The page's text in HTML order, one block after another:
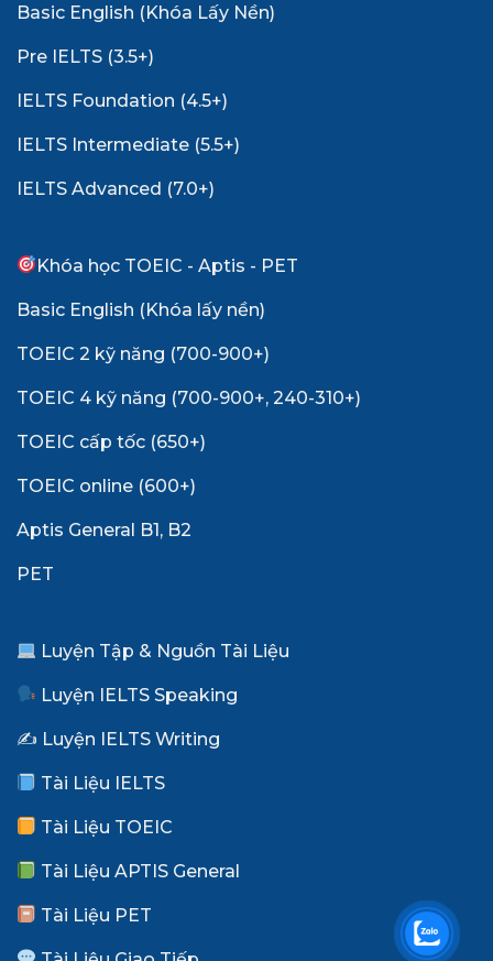
Basic English (Khóa Lấy Nền)
Pre IELTS (3.5+)
IELTS Foundation (4.5+)
IELTS Intermediate (5.5+)
IELTS Advanced (7.0+)
Khóa học TOEIC - Aptis - PET
Basic English (Khóa lấy nền)
TOEIC 2 kỹ năng (700-900+)
TOEIC 4 kỹ năng (700-900+, 240-310+)
TOEIC cấp tốc (650+)
TOEIC online (600+)
Aptis General B1, B2
PET
Luyện Tập & Nguồn Tài Liệu
Luyện IELTS Speaking
✍️ Luyện IELTS Writing
Tài Liệu IELTS
Tài Liệu TOEIC
Tài Liệu APTIS General
Tài Liệu PET